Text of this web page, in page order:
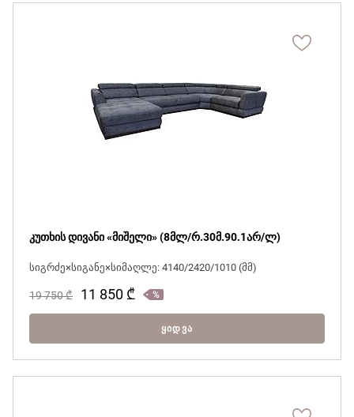
კუთხის დივანი «მიშელი» (8მლ/რ.30მ.90.1არ/ლ)
სიგრძე×სიგანე×სიმაღლე: 4140/2420/1010 (მმ)
19 750₾ 11 850 ₾
ᲧᲘᲓᲕᲐ